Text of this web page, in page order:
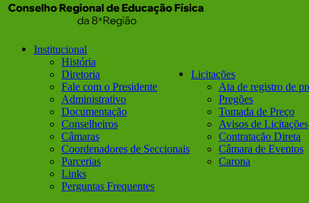
Institucional
História
Diretoria
Fale com o Presidente
Administrativo
Documentação
Conselheiros
Câmaras
Coordenadores de Seccionais
Parcerias
Links
Perguntas Frequentes
Licitações
Ata de registro de
Pregões
Tomada de Preço
Avisos de Licitações
Contratação Direta
Câmara de Eventos
Carona